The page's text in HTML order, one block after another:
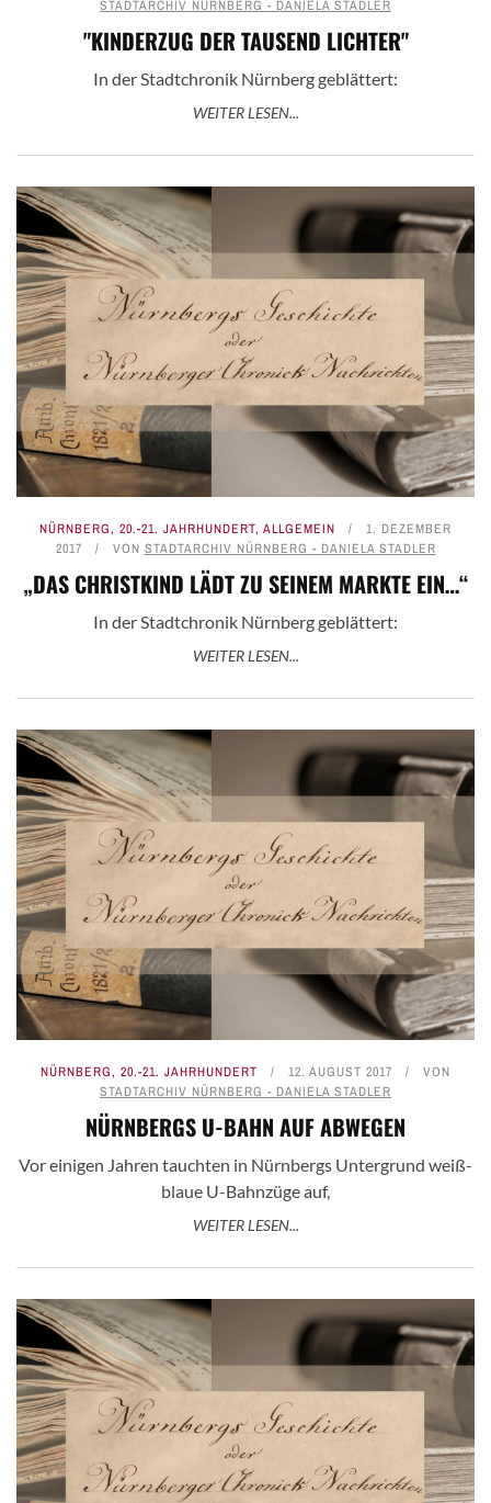
STADTARCHIV NÜRNBERG - DANIELA STADLER
"KINDERZUG DER TAUSEND LICHTER"
In der Stadtchronik Nürnberg geblättert:
WEITER LESEN...
NÜRNBERG, 20.-21. JAHRHUNDERT, ALLGEMEIN
1. DEZEMBER
2017
VON STADTARCHIV NÜRNBERG - DANIELA STADLER
„DAS CHRISTKIND LÄDT ZU SEINEM MARKTE EIN…“
In der Stadtchronik Nürnberg geblättert:
WEITER LESEN...
NÜRNBERG, 20.-21. JAHRHUNDERT 12. AUGUST 2017
VON
STADTARCHIV NÜRNBERG - DANIELA STADLER
NÜRNBERGS U-BAHN AUF ABWEGEN
Vor einigen Jahren tauchten in Nürnbergs Untergrund weiß-
blaue U-Bahnzüge auf,
WEITER LESEN...